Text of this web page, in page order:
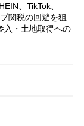
、TikTok、
関税の回避を狙
・土地取得への